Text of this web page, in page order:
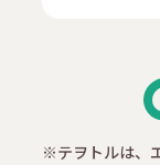
※テヲトルは、